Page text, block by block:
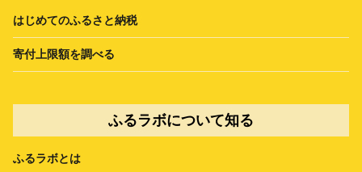
はじめてのふるさと納税
寄付上限額を調べる
ふるラボについて知る
ふるラボとは